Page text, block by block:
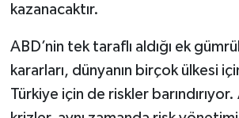
kazanacaktır.
ABD’nin tek taraflı aldığı ek
kararları, dünyanın birçok ülkesi
Türkiye için de riskler